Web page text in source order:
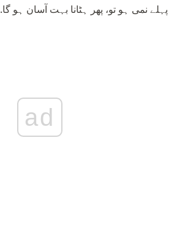
پہلے نمی ہو تو، پھر ہٹانا بہت آسان ہو گا.
ad